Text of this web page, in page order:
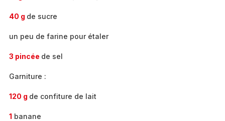
40 g de sucre
un peu de farine pour étaler
3 pincée de sel
Garniture :
120 g de confiture de lait
1 banane